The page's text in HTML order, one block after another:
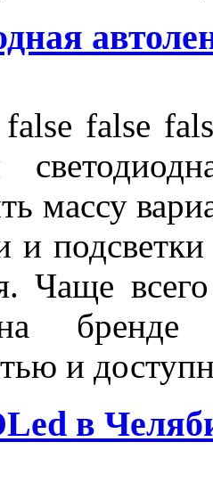
false
массу
и
Чаще
бренде
и
в